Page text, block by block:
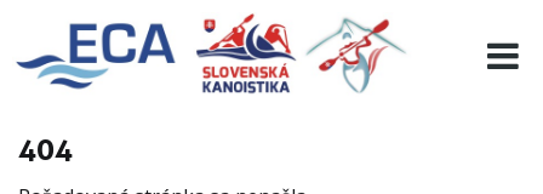
404
EURO 19
INFO